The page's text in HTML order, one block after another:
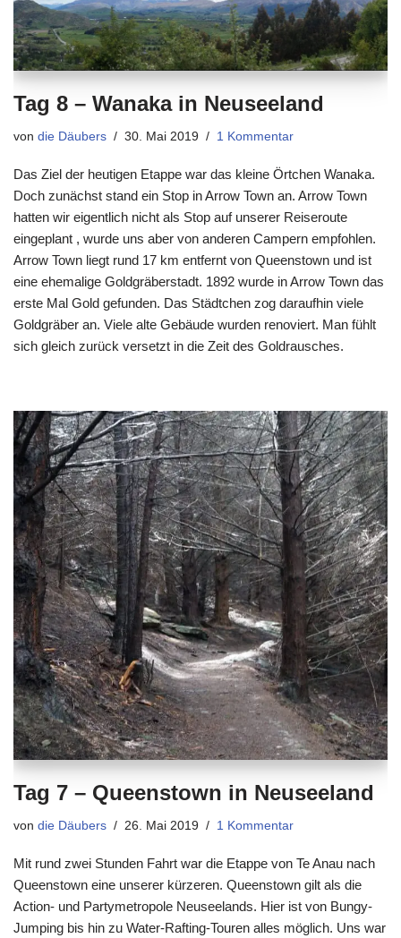
Tag 8 – Wanaka in Neuseeland
von die Däubers 30. Mai 2019 1 Kommentar
Das Ziel der heutigen Etappe war das kleine Örtchen Wanaka.
Doch zunächst stand ein Stop in Arrow Town an. Arrow Town
hatten wir eigentlich nicht als Stop auf unserer Reiseroute
eingeplant , wurde uns aber von anderen Campern empfohlen.
Arrow Town liegt rund 17 km entfernt von Queenstown und ist
eine ehemalige Goldgräberstadt. 1892 wurde in Arrow Town das
erste Mal Gold gefunden. Das Städtchen zog daraufhin viele
Goldgräber an. Viele alte Gebäude wurden renoviert. Man fühlt
sich gleich zurück versetzt in die Zeit des Goldrausches.
Tag 7 – Queenstown in Neuseeland
von die Däubers 26. Mai 2019 1 Kommentar
Mit rund zwei Stunden Fahrt war die Etappe von Te Anau nach
Queenstown eine unserer kürzeren. Queenstown gilt als die
Action- und Partymetropole Neuseelands. Hier ist von Bungy-
Jumping bis hin zu Water-Rafting-Touren alles möglich. Uns war